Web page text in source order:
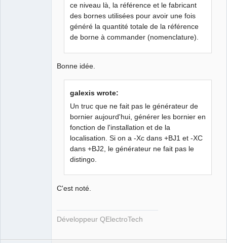
ce niveau là, la référence et le fabricant
des bornes utilisées pour avoir une fois
généré la quantité totale de la référence
de borne à commander (nomenclature).
Bonne idée.
galexis wrote:
Un truc que ne fait pas le générateur de
bornier aujourd'hui, générer les bornier en
fonction de l'installation et de la
localisation. Si on a -Xc dans +BJ1 et -XC
dans +BJ2, le générateur ne fait pas le
distingo.
C'est noté.
Développeur QElectroTech